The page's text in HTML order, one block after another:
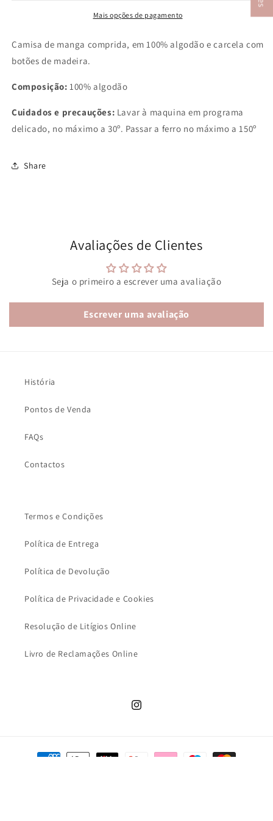
Mais opções de pagamento
Camisa de manga comprida, em 100% algodão e carcela com
botões de madeira.
Composição: 100% algodão
Cuidados e precauções: Lavar à maquina em programa
delicado, no máximo a 30º. Passar a ferro no máximo a 150º
Share
Avaliações de Clientes
Seja o primeiro a escrever uma avaliação
Escrever uma avaliação
História
Pontos de Venda
FAQs
Contactos
Termos e Condições
Política de Entrega
Política de Devolução
Política de Privacidade e Cookies
Resolução de Litígios Online
Livro de Reclamações Online
Instagram
Métodos